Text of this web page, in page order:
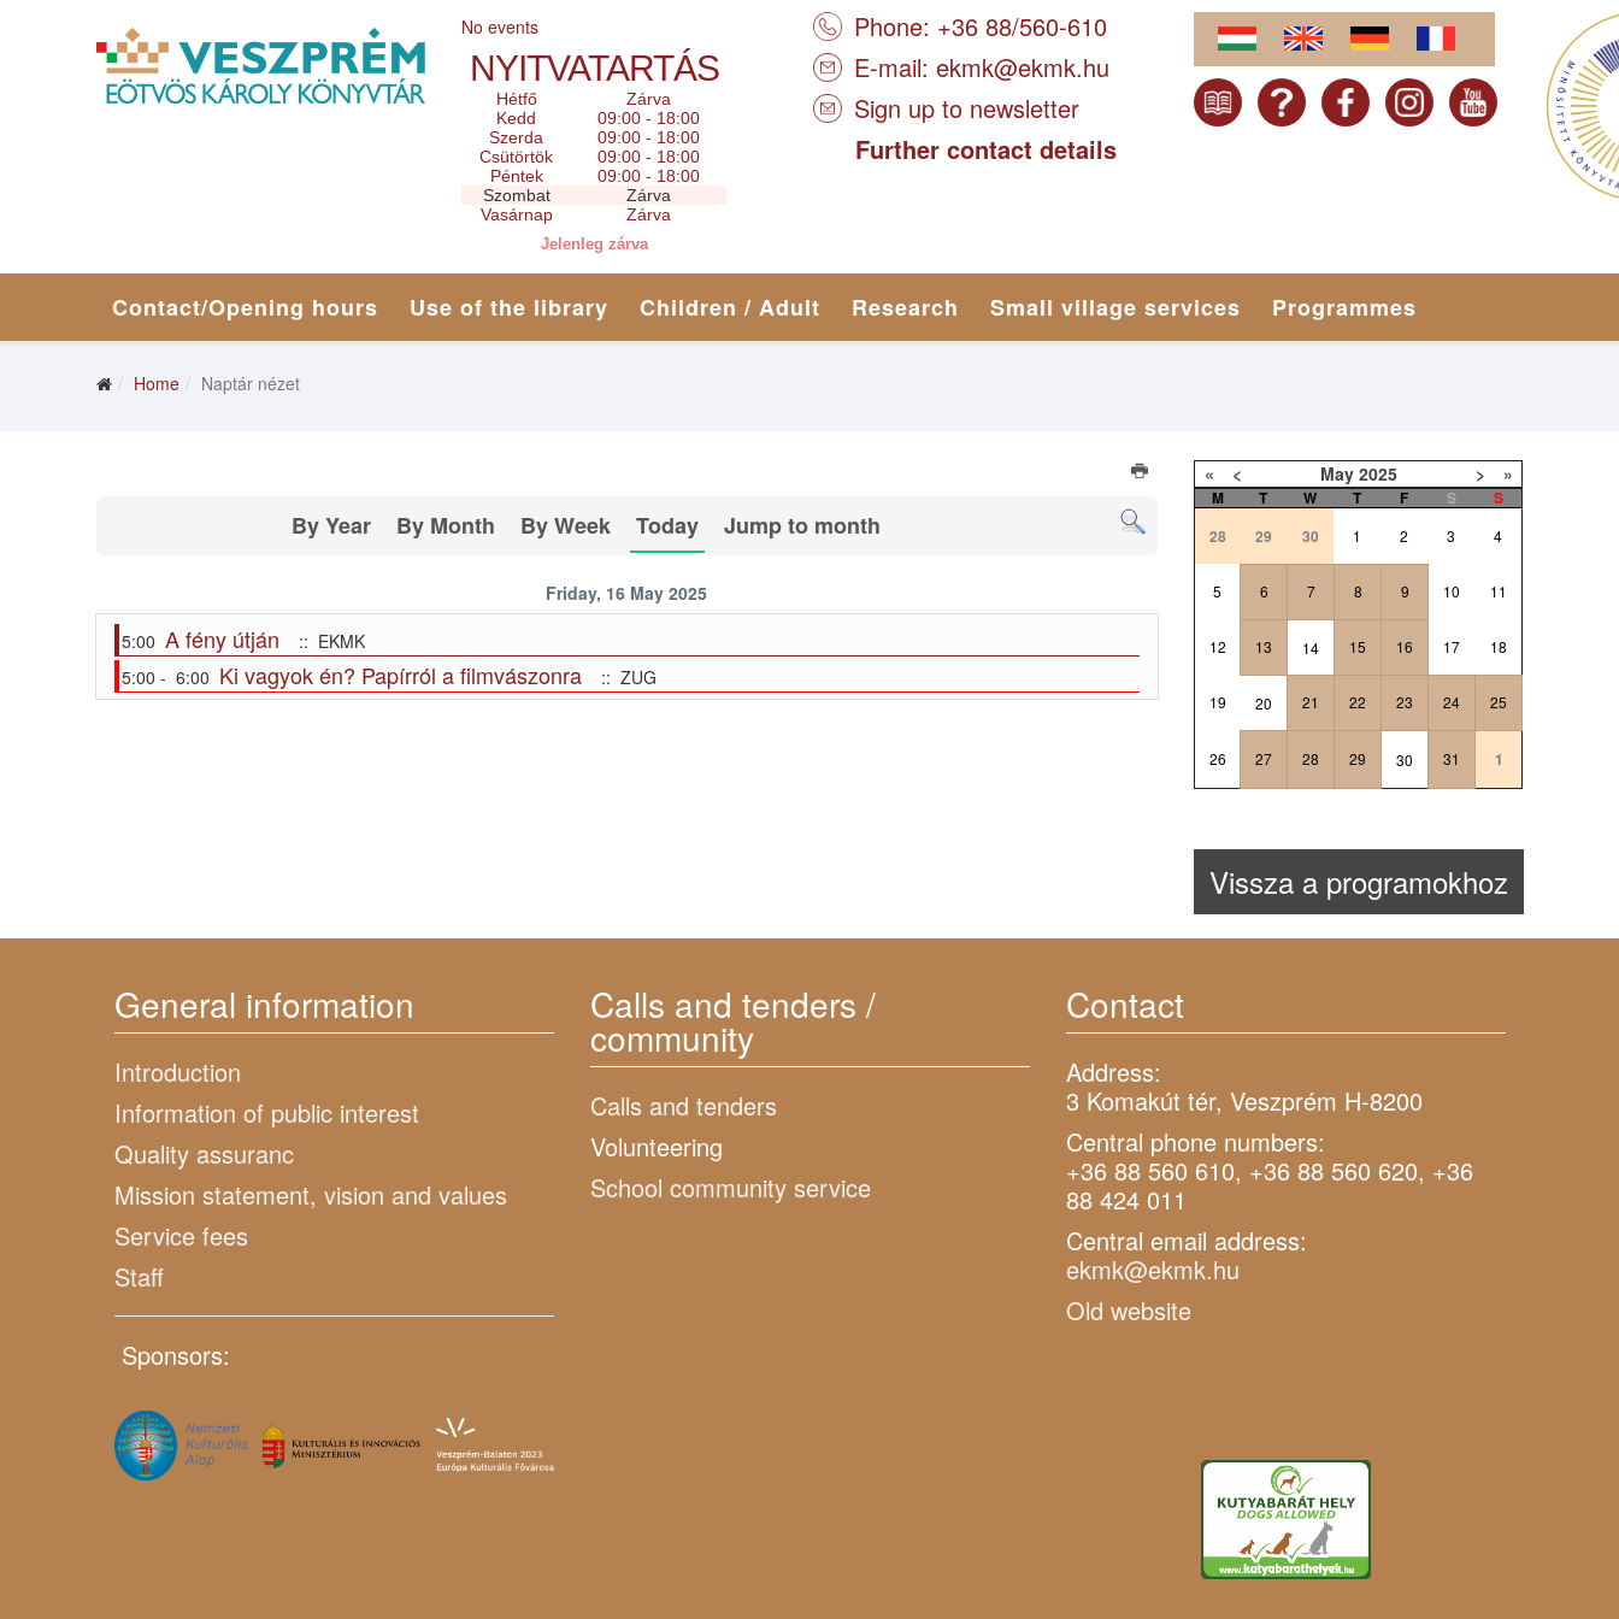
No events
NYITVATARTÁS
Hétfő
Zárva
Kedd
09:00 - 18:00
Szerda
09:00 - 18:00
Csütörtök
09:00 - 18:00
Péntek
09:00 - 18:00
Szombat
Zárva
Vasárnap
Zárva
Jelenleg zárva
Phone: +36 88/560-610
E-mail: ekmk@ekmk.hu
Sign up to newsletter
Further contact details
Contact/Opening hours Use of the library Children / Adult Research Small village services Programmes
Home Naptár nézet
By Year By Month By Week Today Jump to month
Friday, 16 May 2025
5:00 A fény útján
:: EKMK
5:00 - 6:00 Ki vagyok én? Papírról a filmvászonra :: ZUG
« < May 2025 > »
M T W T F S
S
28
29 30 1 2 3 4
5 6 7 8 9 10 11
12 13 14 15 16 17 18
19 20 21 22 23 24 25
26 27 28 29 30 31 1
Vissza a programokhoz
General information
Introduction
Information of public interest
Quality assuranc
Mission statement, vision and values
Service fees
Staff
Sponsors:
Calls and tenders /
community
Calls and tenders
Volunteering
School community service
Contact
Address:
3 Komakút tér, Veszprém H-8200
Central phone numbers:
+36 88 560 610, +36 88 560 620, +36
88 424 011
Central email address:
ekmk@ekmk.hu
Old website